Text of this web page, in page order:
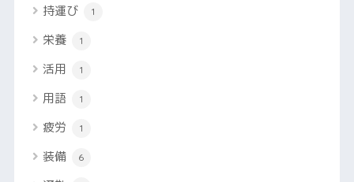
持運び 1
栄養 1
活用 1
用語 1
疲労 1
装備 6